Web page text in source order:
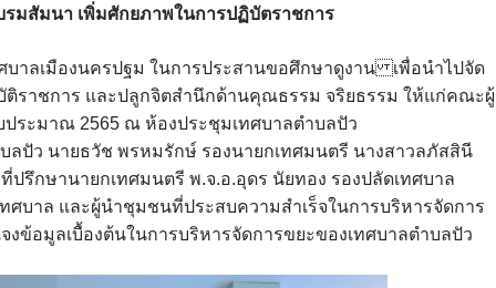
รมสัมนา เพิ่มศักยภาพในการปฏิบัตราชการ
บาลเมืองนครปฐม ในการประสานขอศึกษาดูงาน เพื่อนำไปจัด
ราชการ และปลูกจิตสำนึกด้านคุณธรรม จริยธรรม ให้แก่คณะผู้
ระมาณ 2565 ณ ห้องประชุมเทศบาลตำบลปัว
ปัว นายธวัช พรหมรักษ์ รองนายกเทศมนตรี นางสาวลภัสสินี
รึกษานายกเทศมนตรี พ.จ.อ.อุดร นัยทอง รองปลัดเทศบาล
บาล และผู้นำชุมชนที่ประสบความสำเร็จในการบริหารจัดการ
ข้อมูลเบื้องต้นในการบริหารจัดการขยะของเทศบาลตำบลปัว